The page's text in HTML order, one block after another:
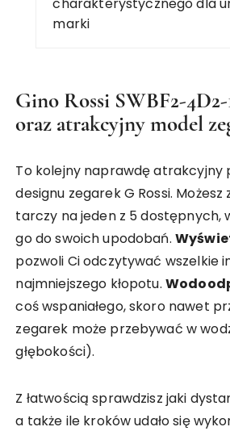
marki
Gino Rossi SWBF2-
oraz atrakcyjny model
To kolejny naprawdę atrakcyjny
designu zegarek G Rossi.
tarczy na jeden z 5 dostępnych,
go do swoich upodobań.
pozwoli Ci odczytywać wszelkie
najmniejszego kłopotu.
coś wspaniałego, skoro nawet
zegarek może przebywać w
głębokości).
Z łatwością sprawdzisz jaki
a także ile kroków udało się